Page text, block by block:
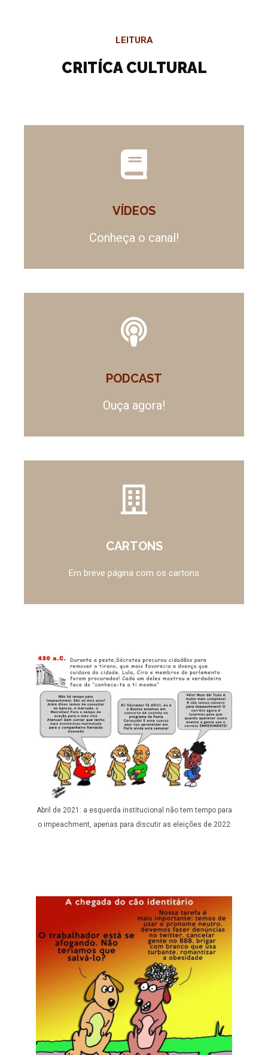
LEITURA
CRITÍCA CULTURAL
VÍDEOS
Conheça o canal!
PODCAST
Ouça agora!
CARTONS
Em breve página com os cartons
Abril de 2021: a esquerda institucional não tem tempo para
o impeachment, apenas para discutir as eleições de 2022